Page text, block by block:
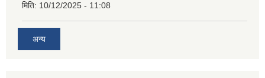
मिति: 10/12/2025 - 11:08
अन्य